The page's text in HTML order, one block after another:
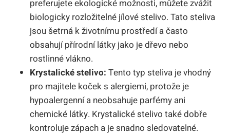
⁢preferujete​ ekologické možnosti, můžete zvážit
biologicky rozložitelné jílové stelivo. ‌Tato steliva
jsou šetrná k životnímu prostředí a často
obsahují přírodní látky‍ jako ​je dřevo⁤ nebo
rostlinné vlákno.
Krystalické stelivo: Tento typ steliva je vhodný⁤
pro⁤ majitele koček s ⁣alergiemi,‌ protože je
hypoalergenní a neobsahuje parfémy ani
chemické látky. Krystalické ‌stelivo​ také dobře
kontroluje ⁢zápach a je snadno sledovatelné.